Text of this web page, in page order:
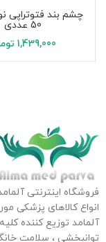
چشم بند فتوتراپی
50 عددی
1,439,000
فروشگاه اینترنتی
انواع کالاهای پزشکی
آلمامد توزیع کننده
توانبخشی ، سلامت